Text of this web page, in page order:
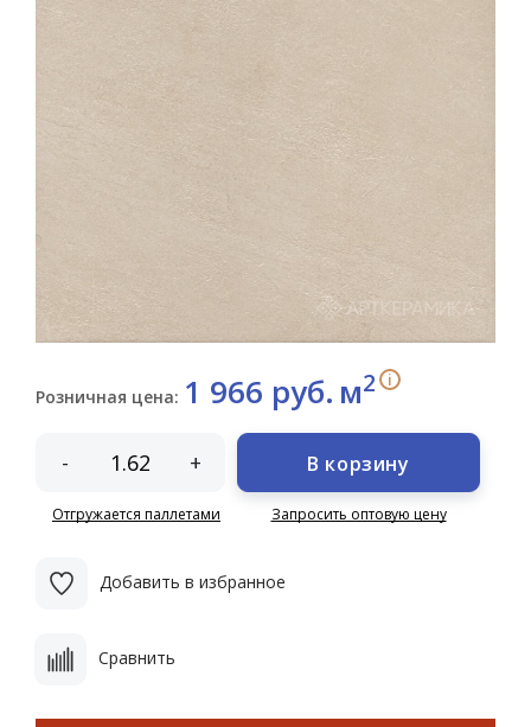
Розничная цена: 1 966 руб. м2 i
- +
Отгружается паллетами
В корзину
Запросить оптовую цену
Добавить в избранное
Сравнить